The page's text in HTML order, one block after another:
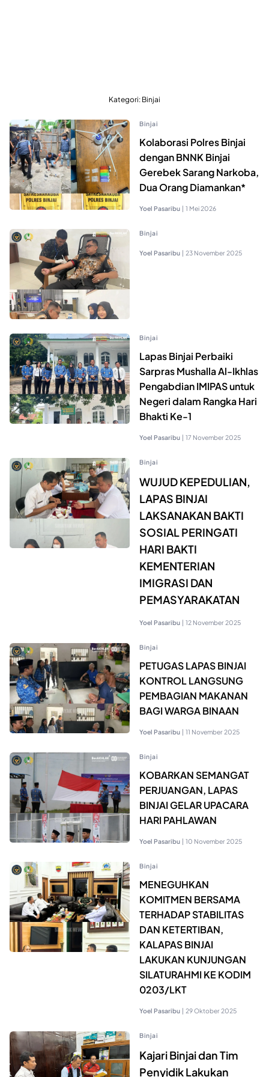
Kategori: Binjai
Binjai
Kolaborasi Polres Binjai
dengan BNNK Binjai
Gerebek Sarang Narkoba,
Dua Orang Diamankan*
Yoel Pasaribu | 1 Mei 2026
Binjai
Yoel Pasaribu | 23 November 2025
Binjai
Lapas Binjai Perbaiki
Sarpras Mushalla Al-Ikhlas
Pengabdian IMIPAS untuk
Negeri dalam Rangka Hari
Bhakti Ke-1
Yoel Pasaribu | 17 November 2025
Binjai
WUJUD KEPEDULIAN,
LAPAS BINJAI
LAKSANAKAN BAKTI
SOSIAL PERINGATI
HARI BAKTI
KEMENTERIAN
IMIGRASI DAN
PEMASYARAKATAN
Yoel Pasaribu | 12 November 2025
Binjai
PETUGAS LAPAS BINJAI
KONTROL LANGSUNG
PEMBAGIAN MAKANAN
BAGI WARGA BINAAN
Yoel Pasaribu | 11 November 2025
Binjai
KOBARKAN SEMANGAT
PERJUANGAN, LAPAS
BINJAI GELAR UPACARA
HARI PAHLAWAN
Yoel Pasaribu | 10 November 2025
Binjai
MENEGUHKAN
KOMITMEN BERSAMA
TERHADAP STABILITAS
DAN KETERTIBAN,
KALAPAS BINJAI
LAKUKAN KUNJUNGAN
SILATURAHMI KE KODIM
0203/LKT
Yoel Pasaribu | 29 Oktober 2025
Binjai
Kajari Binjai dan Tim
Penyidik Lakukan